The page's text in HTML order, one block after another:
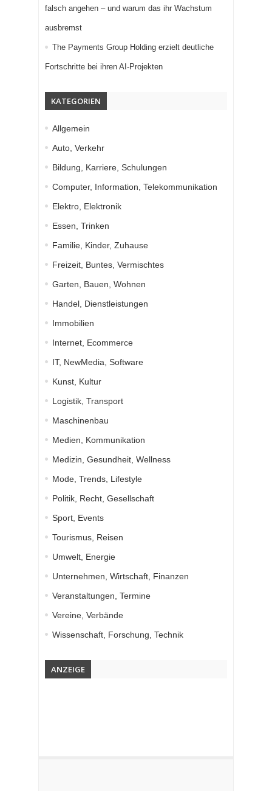
falsch angehen – und warum das ihr Wachstum
ausbremst
The Payments Group Holding erzielt deutliche
Fortschritte bei ihren AI-Projekten
KATEGORIEN
Allgemein
Auto, Verkehr
Bildung, Karriere, Schulungen
Computer, Information, Telekommunikation
Elektro, Elektronik
Essen, Trinken
Familie, Kinder, Zuhause
Freizeit, Buntes, Vermischtes
Garten, Bauen, Wohnen
Handel, Dienstleistungen
Immobilien
Internet, Ecommerce
IT, NewMedia, Software
Kunst, Kultur
Logistik, Transport
Maschinenbau
Medien, Kommunikation
Medizin, Gesundheit, Wellness
Mode, Trends, Lifestyle
Politik, Recht, Gesellschaft
Sport, Events
Tourismus, Reisen
Umwelt, Energie
Unternehmen, Wirtschaft, Finanzen
Veranstaltungen, Termine
Vereine, Verbände
Wissenschaft, Forschung, Technik
ANZEIGE